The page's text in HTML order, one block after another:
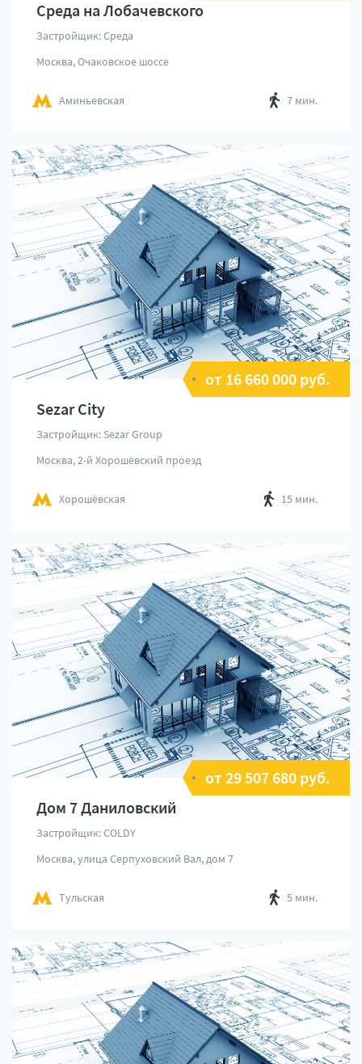
Среда на Лобачевского
Застройщик: Среда
Москва, Очаковское шоссе
Аминьевская 7 мин.
от 16 660 000 руб.
Sezar City
Застройщик: Sezar Group
Москва, 2-й Хорошёвский проезд
Хорошёвская 15 мин.
от 29 507 680 руб.
Дом 7 Даниловский
Застройщик: COLDY
Москва, улица Серпуховский Вал, дом 7
Тульская 5 мин.